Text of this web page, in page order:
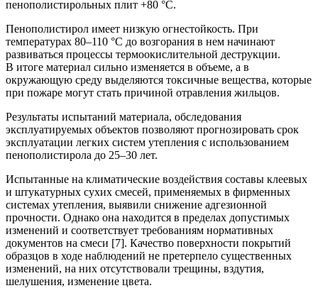
пенополистирольных плит +80 °С.
Пенополистирол имеет низкую огнестойкость. При
температурах 80–110 °С до возгорания в нем начинают
развиваться процессы термоокислительной деструкции.
В итоге материал сильно изменяется в объеме, а в
окружающую среду выделяются токсичные вещества, которые
при пожаре могут стать причиной отравления жильцов.
Результаты испытаний материала, обследования
эксплуатируемых объектов позволяют прогнозировать срок
эксплуатации легких систем утепления с использованием
пенополистирола до 25–30 лет.
Испытанные на климатические воздействия составы клеевых
и штукатурных сухих смесей, применяемых в фирменных
системах утепления, выявили снижение адгезионной
прочности. Однако она находится в пределах допустимых
изменений и соответствует требованиям нормативных
документов на смеси [7]. Качество поверхности покрытий
образцов в ходе наблюдений не претерпело существенных
изменений, на них отсутствовали трещины, вздутия,
шелушения, изменение цвета.